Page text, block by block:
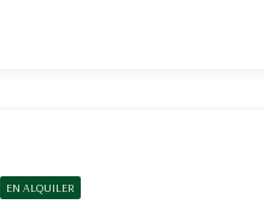
EN ALQUILER